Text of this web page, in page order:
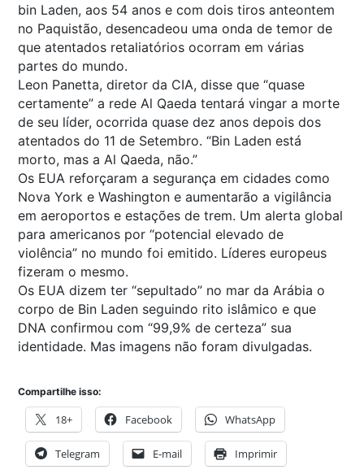
bin Laden, aos 54 anos e com dois tiros anteontem
no Paquistão, desencadeou uma onda de temor de
que atentados retaliatórios ocorram em várias
partes do mundo.
Leon Panetta, diretor da CIA, disse que “quase
certamente” a rede Al Qaeda tentará vingar a morte
de seu líder, ocorrida quase dez anos depois dos
atentados do 11 de Setembro. “Bin Laden está
morto, mas a Al Qaeda, não.”
Os EUA reforçaram a segurança em cidades como
Nova York e Washington e aumentarão a vigilância
em aeroportos e estações de trem. Um alerta global
para americanos por “potencial elevado de
violência” no mundo foi emitido. Líderes europeus
fizeram o mesmo.
Os EUA dizem ter “sepultado” no mar da Arábia o
corpo de Bin Laden seguindo rito islâmico e que
DNA confirmou com “99,9% de certeza” sua
identidade. Mas imagens não foram divulgadas.
Compartilhe isso:
18+ Facebook WhatsApp
Telegram E-mail Imprimir